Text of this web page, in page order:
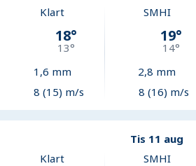
Klart
18°
13°
1,6 mm
8 (15) m/s
SMHI
19°
14°
2,8 mm
8 (16) m/s
Tis 11 aug
Klart
SMHI